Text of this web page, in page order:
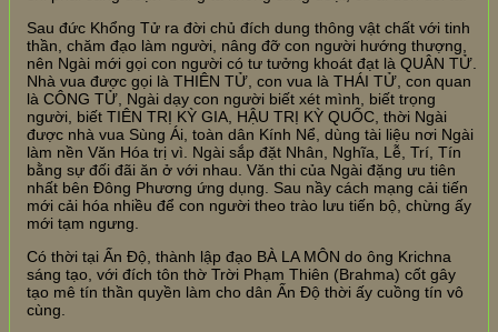
Sau đức Khổng Tử ra đời chủ đích dung thông vật chất với tinh
thần, chăm đạo làm người, nâng đỡ con người hướng thượng,
nên Ngài mới gọi con người có tư tưởng khoát đạt là QUÂN TỬ.
Nhà vua được gọi là THIÊN TỬ, con vua là THÁI TỬ, con quan
là CÔNG TỬ, Ngài dạy con người biết xét mình, biết trọng
người, biết TIÊN TRỊ KỲ GIA, HẬU TRỊ KỲ QUỐC, thời Ngài
được nhà vua Sùng Ái, toàn dân Kính Nể, dùng tài liệu nơi Ngài
làm nền Văn Hóa trị vì. Ngài sắp đặt Nhân, Nghĩa, Lễ, Trí, Tín
bằng sự đối đãi ăn ở với nhau. Văn thi của Ngài đặng ưu tiên
nhất bên Đông Phương ứng dụng. Sau nầy cách mạng cải tiến
mới cải hóa nhiều để con người theo trào lưu tiến bộ, chừng ấy
mới tạm ngưng.
Có thời tại Ấn Độ, thành lập đạo BÀ LA MÔN do ông Krichna
sáng tạo, với đích tôn thờ Trời Phạm Thiên (Brahma) cốt gây
tạo mê tín thần quyền làm cho dân Ấn Độ thời ấy cuồng tín vô
cùng.